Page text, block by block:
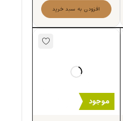
افزودن به سبد خرید
موجود